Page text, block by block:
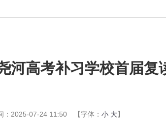
高考补习学校首届复
：2025-07-24 11:50 【字体： 小 大】